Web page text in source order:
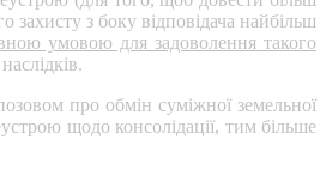
захисту з боку відповідача найбільш
умовою для задоволення такого
про обмін суміжної земельної
щодо консолідації, тим більше